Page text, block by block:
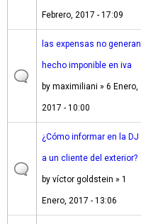
Febrero, 2017 - 17:09
las expensas no generan
hecho imponible en iva
by maximiliani » 6 Enero,
2017 - 10:00
¿Cómo informar en la DJ
a un cliente del exterior?
by víctor goldstein » 1
Enero, 2017 - 13:06